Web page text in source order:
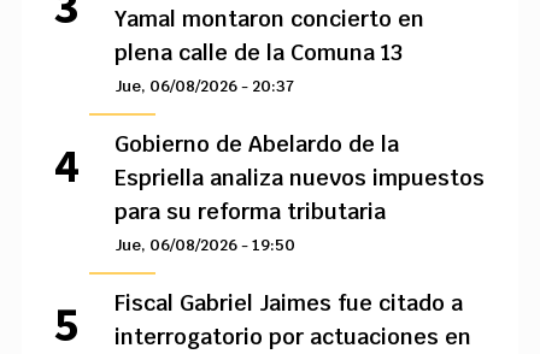
Yamal montaron concierto en
plena calle de la Comuna 13
Jue, 06/08/2026 - 20:37
Gobierno de Abelardo de la
Espriella analiza nuevos impuestos
para su reforma tributaria
Jue, 06/08/2026 - 19:50
Fiscal Gabriel Jaimes fue citado a
interrogatorio por actuaciones en